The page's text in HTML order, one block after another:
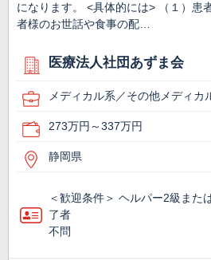
になります。 <具体的には> （１）患
者様のお世話や食事の配…
医療法人社団あずま会
メディカル系／その他メディカ
273万円～337万円
静岡県
＜歓迎条件＞ ヘルパー2級また
了者
不問